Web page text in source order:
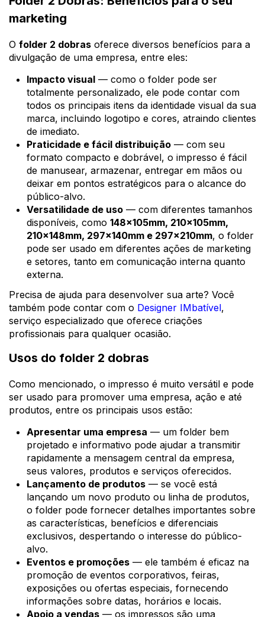
marketing
O folder 2 dobras oferece diversos benefícios para a
divulgação de uma empresa, entre eles:
Impacto visual — como o folder pode ser
totalmente personalizado, ele pode contar com
todos os principais itens da identidade visual da sua
marca, incluindo logotipo e cores, atraindo clientes
de imediato.
Praticidade e fácil distribuição — com seu
formato compacto e dobrável, o impresso é fácil
de manusear, armazenar, entregar em mãos ou
deixar em pontos estratégicos para o alcance do
público-alvo.
Versatilidade de uso — com diferentes tamanhos
disponíveis, como 148x105mm, 210x105mm,
210x148mm, 297x140mm e 297x210mm, o folder
pode ser usado em diferentes ações de marketing
e setores, tanto em comunicação interna quanto
externa.
Precisa de ajuda para desenvolver sua arte? Você
também pode contar com o Designer IMbatível,
serviço especializado que oferece criações
profissionais para qualquer ocasião.
Usos do folder 2 dobras
Como mencionado, o impresso é muito versátil e pode
ser usado para promover uma empresa, ação e até
produtos, entre os principais usos estão:
Apresentar uma empresa — um folder bem
projetado e informativo pode ajudar a transmitir
rapidamente a mensagem central da empresa,
seus valores, produtos e serviços oferecidos.
Lançamento de produtos — se você está
lançando um novo produto ou linha de produtos,
o folder pode fornecer detalhes importantes sobre
as características, benefícios e diferenciais
exclusivos, despertando o interesse do público-
alvo.
Eventos e promoções — ele também é eficaz na
promoção de eventos corporativos, feiras,
exposições ou ofertas especiais, fornecendo
informações sobre datas, horários e locais.
Apoio a vendas — os impressos são uma